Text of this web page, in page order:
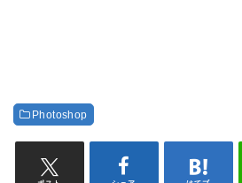
Photoshop